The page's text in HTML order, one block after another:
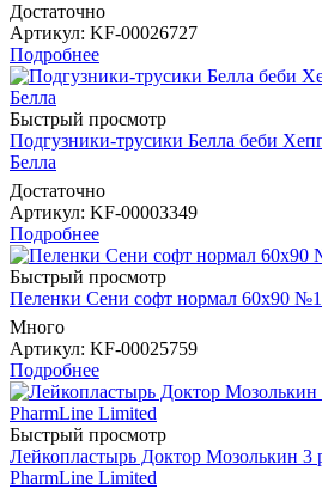
Достаточно
Артикул: KF-00026727
Подробнее
Быстрый просмотр
Подгузники-трусики Белла беби
Белла
Достаточно
Артикул: KF-00003349
Подробнее
Быстрый просмотр
Пеленки Сени софт нормал 60х90
Много
Артикул: KF-00025759
Подробнее
Быстрый просмотр
Лейкопластырь Доктор Мозолькин 3
PharmLine Limited